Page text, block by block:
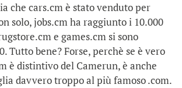
che cars.cm è stato venduto per
solo, jobs.cm ha raggiunto i 10.000
e games.cm si sono
Tutto bene? Forse, perchè se è vero
è distintivo del Camerun, è anche
davvero troppo al più famoso .com.